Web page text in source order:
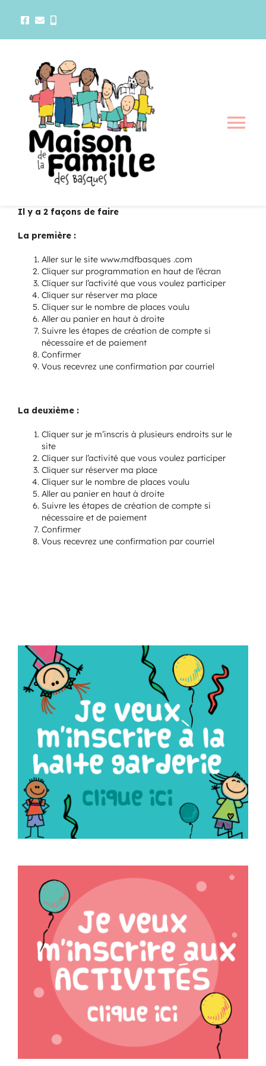
La maison
Activités
Programmation
Mon Compte
Panier
OFFRES D’EMPLOI
Il y a 2 façons de faire
La première :
Aller sur le site www.mdfbasques .com
Cliquer sur programmation en haut de l’écran
Cliquer sur l’activité que vous voulez participer
Cliquer sur réserver ma place
Cliquer sur le nombre de places voulu
Aller au panier en haut à droite
Suivre les étapes de création de compte si
nécessaire et de paiement
Confirmer
Vous recevrez une confirmation par courriel
La deuxième :
Cliquer sur je m’inscris à plusieurs endroits sur le
site
Cliquer sur l’activité que vous voulez participer
Cliquer sur réserver ma place
Cliquer sur le nombre de places voulu
Aller au panier en haut à droite
Suivre les étapes de création de compte si
nécessaire et de paiement
Confirmer
Vous recevrez une confirmation par courriel